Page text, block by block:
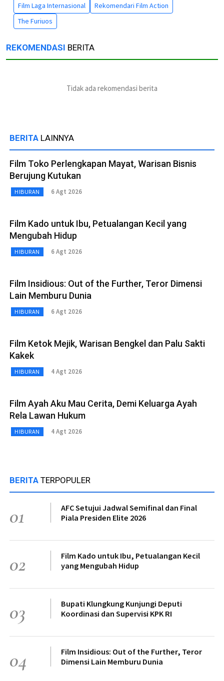
Film Laga Internasional
Rekomendari Film Action
The Furiuos
REKOMENDASI BERITA
Tidak ada rekomendasi berita
BERITA LAINNYA
Film Toko Perlengkapan Mayat, Warisan Bisnis
Berujung Kutukan
HIBURAN 6 Agt 2026
Film Kado untuk Ibu, Petualangan Kecil yang
Mengubah Hidup
HIBURAN 6 Agt 2026
Film Insidious: Out of the Further, Teror Dimensi
Lain Memburu Dunia
HIBURAN 6 Agt 2026
Film Ketok Mejik, Warisan Bengkel dan Palu Sakti
Kakek
HIBURAN 4 Agt 2026
Film Ayah Aku Mau Cerita, Demi Keluarga Ayah
Rela Lawan Hukum
HIBURAN 4 Agt 2026
BERITA TERPOPULER
01
AFC Setujui Jadwal Semifinal dan Final
Piala Presiden Elite 2026
02
Film Kado untuk Ibu, Petualangan Kecil
yang Mengubah Hidup
03
Bupati Klungkung Kunjungi Deputi
Koordinasi dan Supervisi KPK RI
04
Film Insidious: Out of the Further, Teror
Dimensi Lain Memburu Dunia